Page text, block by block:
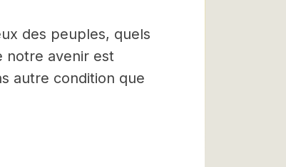
des peuples, quels
notre avenir est
autre condition que